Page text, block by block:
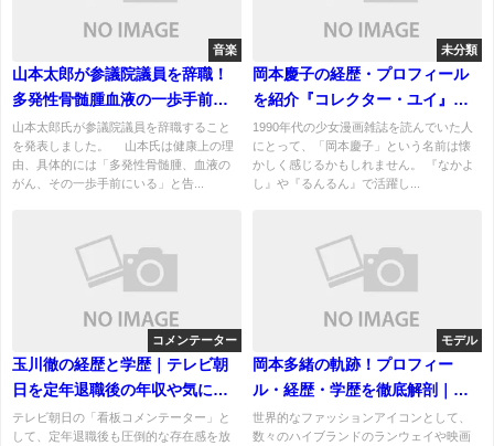
音楽
山本太郎が参議院議員を辞職！
多発性骨髄腫血液の一歩手前と
いう状況！復帰は何時ごろ？
山本太郎氏が参議院議員を辞職すること
を発表しました。 山本氏は健康上の理
由、具体的には「多発性骨髄腫、血液の
がん、その一歩手前にいる」と告...
未分類
岡本慶子の経歴・プロフィール
を紹介『コレクター・ユイ』や
『夢幻パトローラーYUZU』で知
られる少女漫画家
1990年代の少女漫画雑誌を読んでいた人
にとって、「岡本慶子」という名前は懐
かしく感じるかもしれません。 『なかよ
し』や『るんるん』で活躍し...
コメンテーター
玉川徹の経歴と学歴｜テレビ朝
日を定年退職後の年収や気にな
る家族構成
テレビ朝日の「看板コメンテーター」と
して、定年退職後も圧倒的な存在感を放
モデル
岡本多緒の軌跡！プロフィー
ル・経歴・学歴を徹底解剖｜世
界で活躍する日本人モデル
世界的なファッションアイコンとして、
数々のハイブランドのランウェイや映画